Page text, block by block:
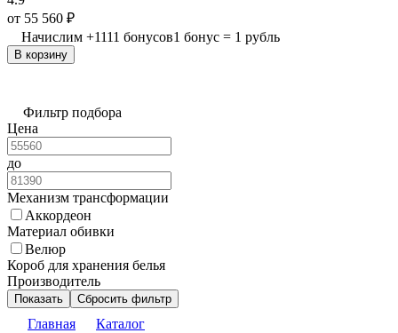
от 55 560 ₽
Начислим +1111 бонусов1 бонус = 1 рубль
В корзину
Фильтр подбора
Цена
до
Механизм трансформации
Аккордеон
Материал обивки
Велюр
Короб для хранения белья
Производитель
Показать Сбросить фильтр
Главная
Каталог